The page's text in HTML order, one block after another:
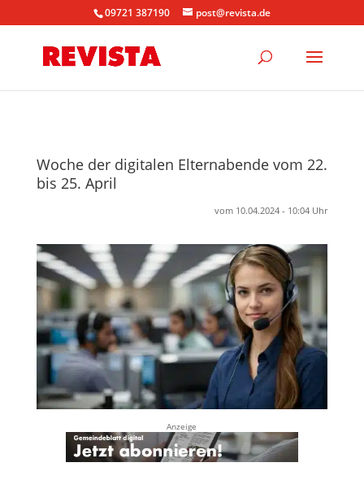
09721 387190 post@revista.de
Woche der digitalen Elternabende vom 22.
bis 25. April
vom 10.04.2024 - 10:04 Uhr
Anzeige